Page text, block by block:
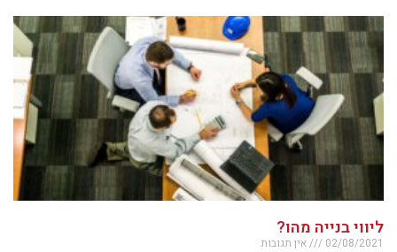
ליווי בנייה מהו?
02/08/2021 אין תגובות